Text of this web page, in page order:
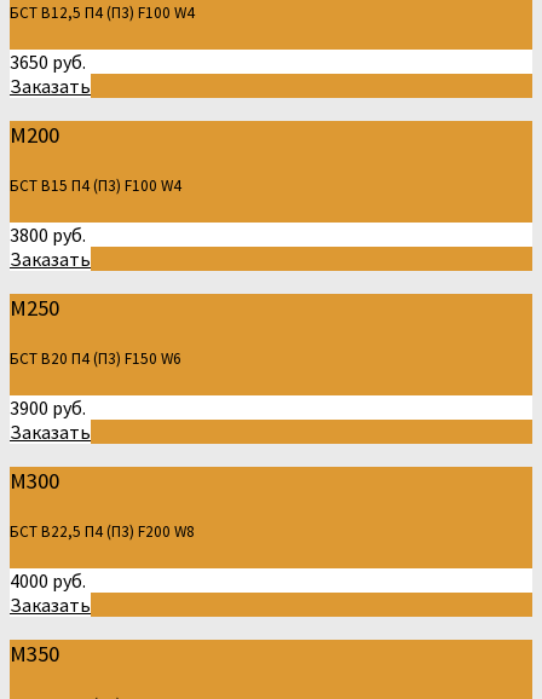
БСТ В12,5 П4 (П3) F100 W4
3650 руб.
Заказать
М200
БСТ В15 П4 (П3) F100 W4
3800 руб.
Заказать
М250
БСТ В20 П4 (П3) F150 W6
3900 руб.
Заказать
М300
БСТ В22,5 П4 (П3) F200 W8
4000 руб.
Заказать
М350